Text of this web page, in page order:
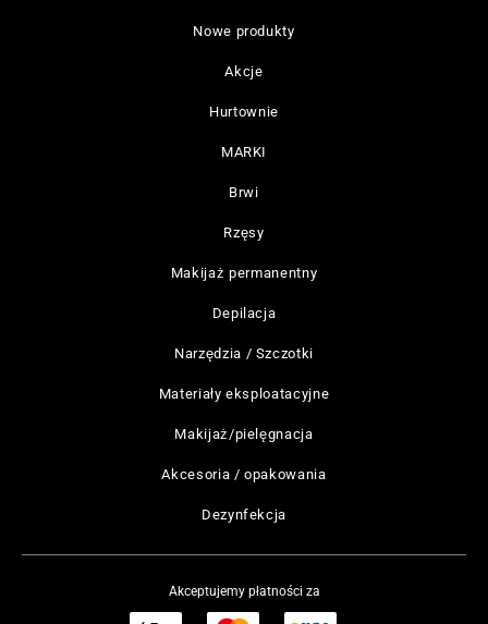
Nowe produkty
Akcje
Hurtownie
MARKI
Brwi
Rzęsy
Makijaż permanentny
Depilacja
Narzędzia / Szczotki
Materiały eksploatacyjne
Makijaż/pielęgnacja
Akcesoria / opakowania
Dezynfekcja
Akceptujemy płatności za